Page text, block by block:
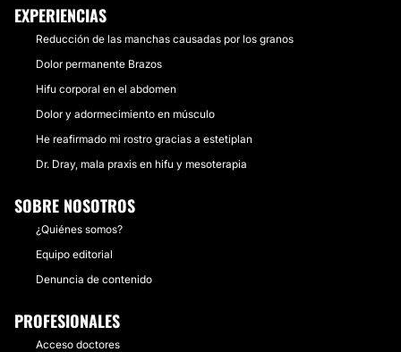
EXPERIENCIAS
Reducción de las manchas causadas por los granos
Dolor permanente Brazos
Hifu corporal en el abdomen
Dolor y adormecimiento en músculo
He reafirmado mi rostro gracias a estetiplan
Dr. Dray, mala praxis en hifu y mesoterapia
SOBRE NOSOTROS
¿Quiénes somos?
Equipo editorial
Denuncia de contenido
PROFESIONALES
Acceso doctores